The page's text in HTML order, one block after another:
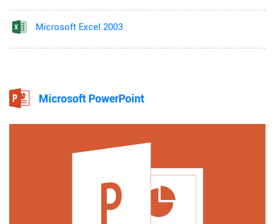
Microsoft Excel 2003
Microsoft PowerPoint